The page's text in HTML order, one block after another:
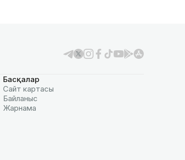
Басқалар
Сайт картасы
Байланыс
Жарнама